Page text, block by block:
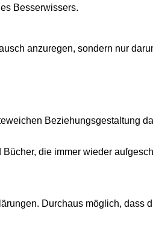
Besserwissers.
anzuregen, sondern nur
Beziehungsgestaltung
die immer wieder
Durchaus möglich, dass